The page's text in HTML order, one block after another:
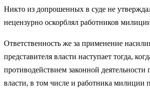
Никто из допрошенных в суде не
нецензурно оскорблял работников
Ответственность же за применение
представителя власти наступает тогда,
противодействием законной деятельности
власти, в том числе и работника милиции